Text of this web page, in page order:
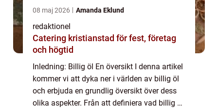
08 maj 2026 Amanda Eklund
redaktionel
Catering kristianstad för fest, företag
och högtid
Inledning: Billig öl En översikt I denna artikel
kommer vi att dyka ner i världen av billig öl
och erbjuda en grundlig översikt över dess
olika aspekter. Från att definiera vad billig öl